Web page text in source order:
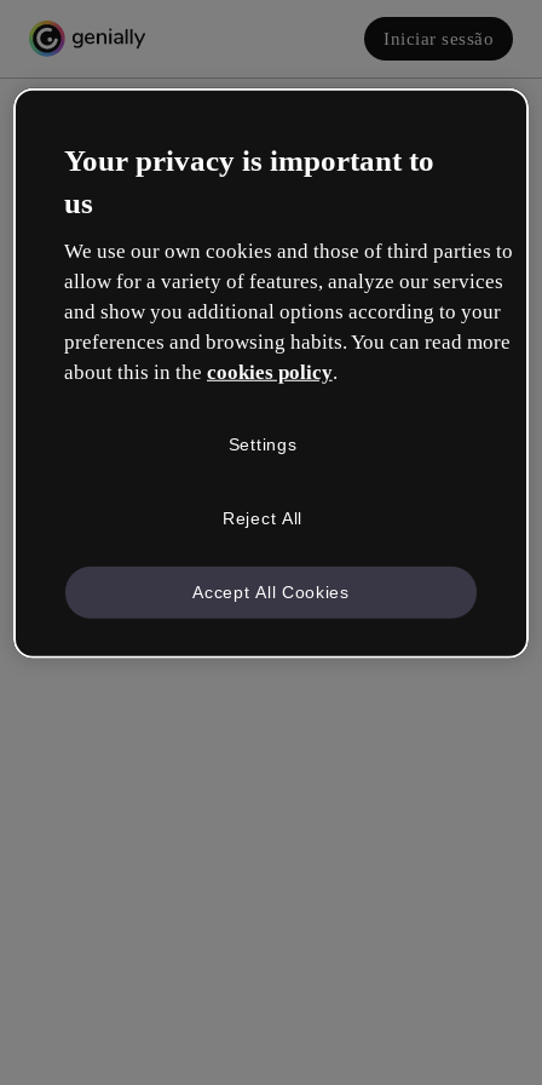
Iniciar sessão
Crie a sua conta! É grátis!
Qual descreve melhor a sua função?
Empresa & Profissionais
outra área.
Your privacy is important to
us
We use our own cookies and those of third parties to
allow for a variety of features, analyze our services
and show you additional options according to your
preferences and browsing habits. You can read more
about this in the cookies policy.
Settings
Reject All
Accept All Cookies